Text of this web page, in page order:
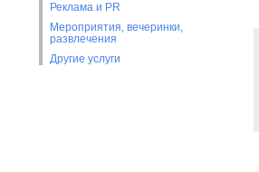
Реклама и PR
Мероприятия, вечеринки,
развлечения
Другие услуги